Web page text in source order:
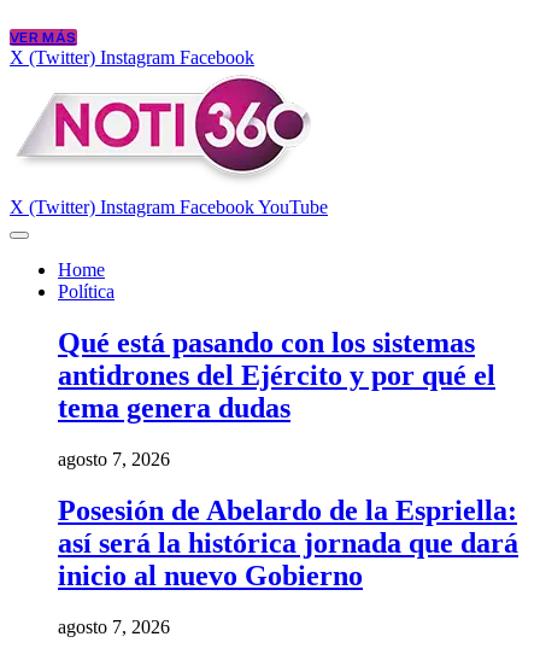
VER MÁS
X (Twitter) Instagram Facebook
X (Twitter) Instagram FacebookYouTube
Home
Política
Qué está pasando con los sistemas
antidrones del Ejército y por qué el
tema genera dudas
agosto 7, 2026
Posesión de Abelardo de la Espriella:
así será la histórica jornada que dará
inicio al nuevo Gobierno
agosto 7, 2026